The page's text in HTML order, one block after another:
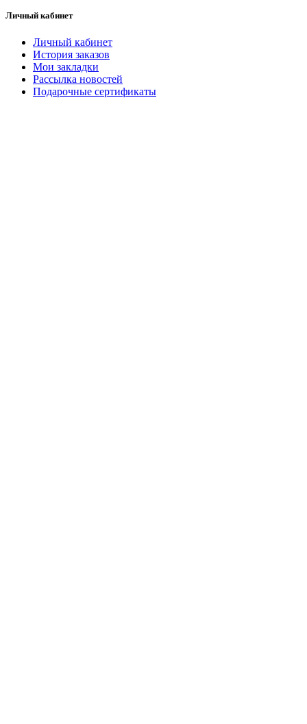
Личный кабинет
Личный кабинет
История заказов
Мои закладки
Рассылка новостей
Подарочные сертификаты